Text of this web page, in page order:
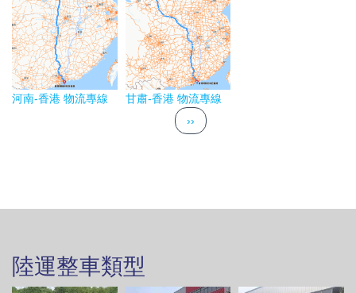
河南-香港 物流專線
甘肅-香港 物流專線
下一頁
››
陸運整車類型